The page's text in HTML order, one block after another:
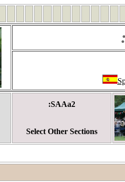
:SAAa2
Select Other Sections